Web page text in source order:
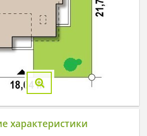
характеристики